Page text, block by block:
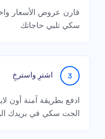
قارن عروض الأسعار
سكي تلبي حاجاتك
3 اشترِ واسترخِ
ادفع بطريقة آمنة أون
الجت سكي في بريدك